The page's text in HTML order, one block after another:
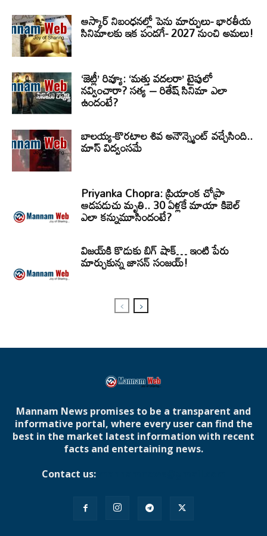
ఆస్కార్ నిబంధనల్లో పెను మార్పులు- భారతీయ
సినిమాలకు ఇక పండగే- 2027 నుంచి అమలు!
‘జెట్లీ’ రివ్యూ: ‘మత్తు వదలరా’ టైపులో
నవ్వించారా? సత్య – రితేష్ సినిమా ఎలా
ఉందంటే?
బాలయ్య-కొరటాల శివ అనౌన్స్మెంట్ వచ్చేసింది..
మాస్ విద్వంసమే
Priyanka Chopra: ప్రియాంక చోప్రా
ఆడపడుచు మృతి.. 30 ఏళ్లకే మాయా కిబెల్
ఎలా కన్నుమూసిందంటే?
విజయ్‌కి కొడుకు బిగ్ షాక్… ఇంటి పేరు
మార్చుకున్న జాసన్ సంజయ్!
Mannam News promises to be a transparent and
informative portal, where every user can find the
best in the market latest information with recent
facts and entertaining news.
Contact us: